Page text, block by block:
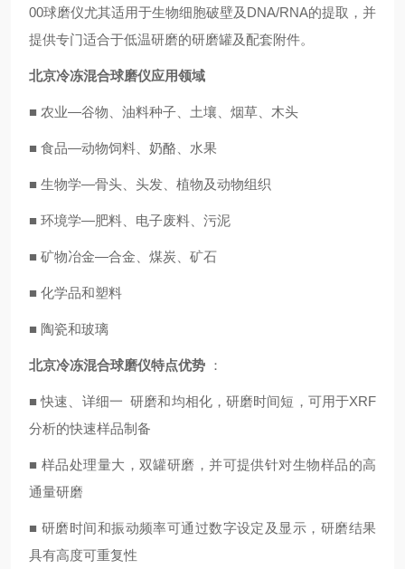
00球磨仪尤其适用于生物细胞破壁及DNA/RNA的提取，并
提供专门适合于低温研磨的研磨罐及配套附件。
北京冷冻混合球磨仪应用领域
■ 农业—谷物、油料种子、土壤、烟草、木头
■ 食品—动物饲料、奶酪、水果
■ 生物学—骨头、头发、植物及动物组织
■ 环境学—肥料、电子废料、污泥
■ 矿物冶金—合金、煤炭、矿石
■ 化学品和塑料
■ 陶瓷和玻璃
北京冷冻混合球磨仪特点优势 ：
■ 快速、详细一 研磨和均相化，研磨时间短，可用于XRF
分析的快速样品制备
■ 样品处理量大，双罐研磨，并可提供针对生物样品的高
通量研磨
■ 研磨时间和振动频率可通过数字设定及显示，研磨结果
具有高度可重复性